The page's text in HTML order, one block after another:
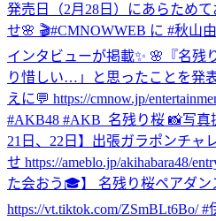
発売日（2月28日）にあらため
せ🌸 🎬#CMNOWWEB に #秋山
インタビューが掲載✨ 🌸『名残
り惜しい…」と思ったことを発
えに💬 https://cmnow.jp/
#AKB48 #AKB_名残り桜 📸写真
21日、22日】出張ガラポンチャ
せ https://ameblo.jp/akihabara48/
た会おう🎓】 名残り桜ペアダン
https://vt.tiktok.com/ZSmBLt6Bo/